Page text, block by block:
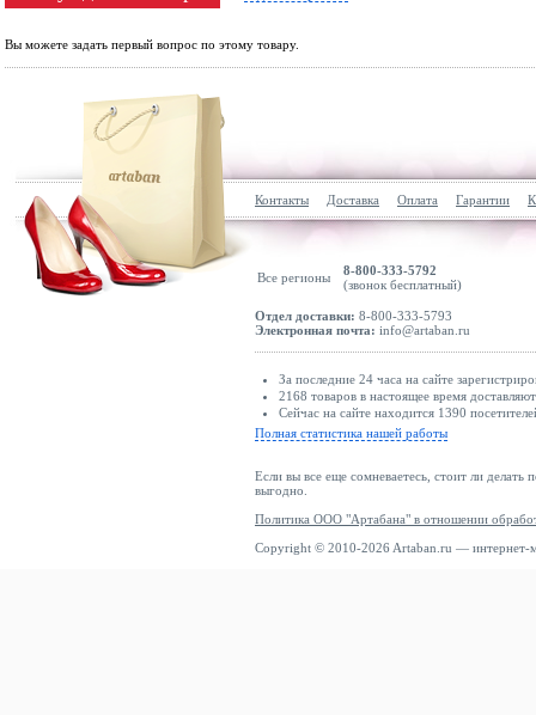
Вы можете задать первый вопрос по этому товару.
Контакты Доставка Оплата Гарантии
Все регионы
8-800-333-5792
(звонок бесплатный)
Отдел доставки: 8-800-333-5793
Электронная почта: info@artaban.ru
За последние 24 часа на сайте
2168 товаров в настоящее время
Сейчас на сайте находится 1390
Полная статистика нашей работы
Если вы все еще сомневаетесь, стоит ли делать
выгодно.
Политика ООО "Артабана" в отношении
Copyright © 2010-2026 Artaban.ru — интернет-